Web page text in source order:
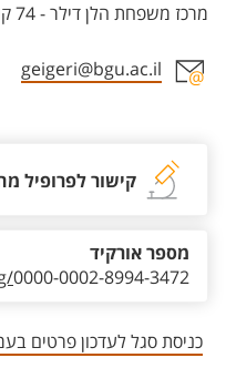
מרכז משפחת הלן דילר - 74 קומה 3 חדר 342, קמפוס מרקוס
geigeri@bgu.ac.il
קישור לפרופיל
0000-0002-8994-3472
מספר אורקיד
כניסת סגל לעדכון פרטים